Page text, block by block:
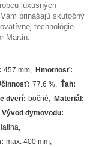
luxusných
prinášajú skutočný
technológie
Martin.
: 457 mm Hmotnosť:
: 77.6% Ťah:
dverí: bočné Materiál :
Vývod dymovodu:
liatina
: max. 400 mm